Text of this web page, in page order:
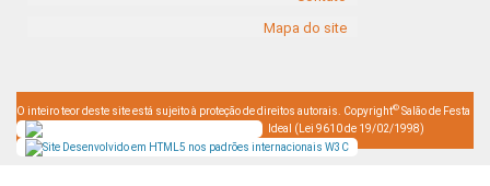
Mapa do site
O inteiro teor deste site está sujeito à proteção de direitos autorais. Copyright© Salão de Festa
Ideal (Lei 9610 de 19/02/1998)